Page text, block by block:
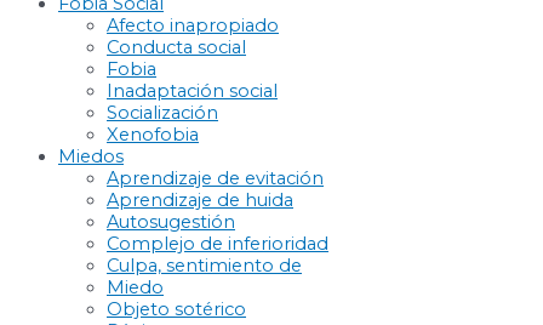
Afecto inapropiado
Conducta social
Fobia
Inadaptación social
Socialización
Xenofobia
Miedos
Aprendizaje de evitación
Aprendizaje de huida
Autosugestión
Complejo de inferioridad
Culpa, sentimiento de
Miedo
Objeto sotérico